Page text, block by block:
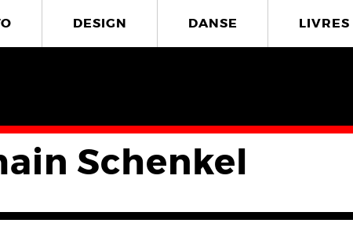
DESIGN DANSE LIVRES
Schenkel